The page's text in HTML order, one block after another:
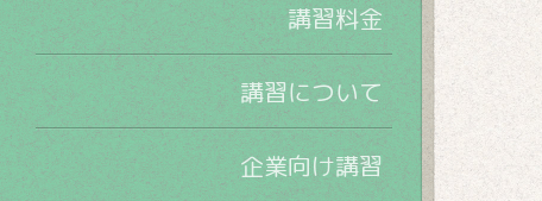
講習料金
講習について
企業向け講習